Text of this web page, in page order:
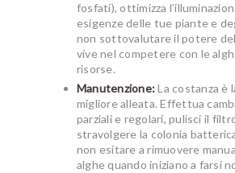
fosfati), ottimizza
esigenze delle tue piante e
non sottovalutare il potere
vive nel competere con le
risorse.
Manutenzione:La costanza è
migliore alleata. Effettua
parziali e regolari, pulisci il
stravolgere la colonia
non esitare a rimuovere
alghe quando iniziano a farsi